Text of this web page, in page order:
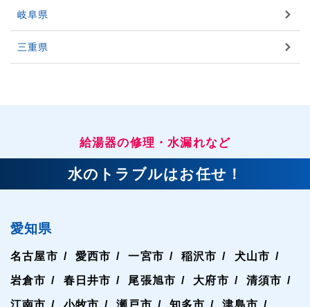
岐阜県
三重県
給湯器の修理・水漏れなど
水のトラブルはお任せ！
愛知県
名古屋市 愛西市 一宮市 稲沢市 犬山市
岩倉市 春日井市 尾張旭市 大府市 清須市
江南市 小牧市 瀬戸市 知多市 津島市